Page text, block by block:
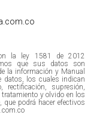
la ley 1581 de 2012
que sus datos son
la información y Manual
datos, los cuales indican
rectificación, supresión,
y olvido en los
podrá hacer efectivos